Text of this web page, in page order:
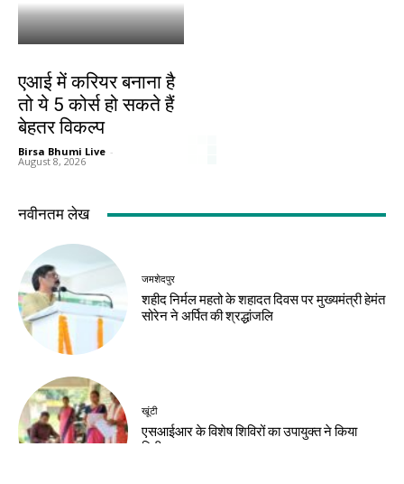
एआई में करियर बनाना है
तो ये 5 कोर्स हो सकते हैं
बेहतर विकल्प
Birsa Bhumi Live -
August 8, 2026
नवीनतम लेख
जमशेदपुर
शहीद निर्मल महतो के शहादत दिवस पर मुख्यमंत्री हेमंत
सोरेन ने अर्पित की श्रद्धांजलि
खूंटी
एसआईआर के विशेष शिविरों का उपायुक्त ने किया
निरीक्षण